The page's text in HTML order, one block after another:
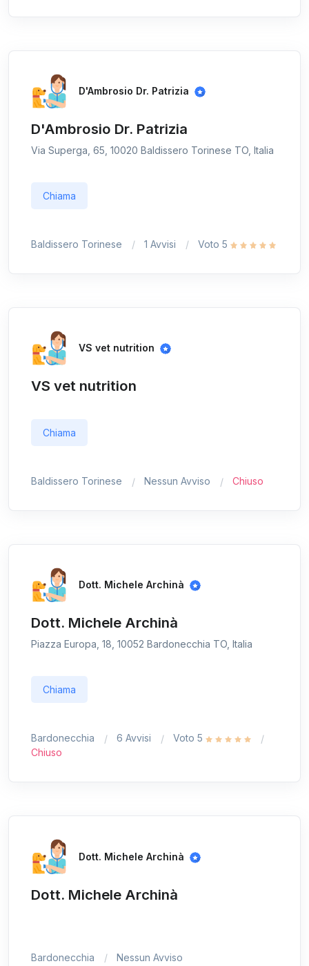
D'Ambrosio Dr. Patrizia
D'Ambrosio Dr. Patrizia
Via Superga, 65, 10020 Baldissero Torinese TO, Italia
Chiama
Baldissero Torinese 1 Avvisi Voto 5
VS vet nutrition
VS vet nutrition
Chiama
Baldissero Torinese Nessun Avviso Chiuso
Dott. Michele Archinà
Dott. Michele Archinà
Piazza Europa, 18, 10052 Bardonecchia TO, Italia
Chiama
Bardonecchia 6 Avvisi
Voto 5
Chiuso
Dott. Michele Archinà
Dott. Michele Archinà
Bardonecchia Nessun Avviso